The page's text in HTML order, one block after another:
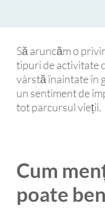
Să aruncăm o
tipuri de activitate
vârstă înaintate în
un sentiment de
tot parcursul vieții.
Cum
poate